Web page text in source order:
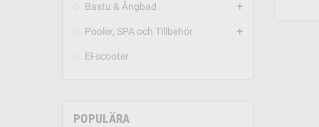
Bastu & Ångbad add
Pooler, SPA och Tillbehör add
El-scooter
POPULÄRA